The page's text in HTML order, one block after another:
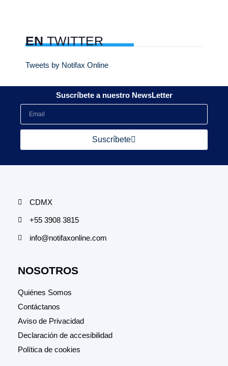
ENTWITTER
Tweets by Notifax Online
Suscríbete a nuestro NewsLetter
Suscríbete
CDMX
+55 3908 3815
info@notifaxonline.com
NOSOTROS
Quiénes Somos
Contáctanos
Aviso de Privacidad
Declaración de accesibilidad
Política de cookies